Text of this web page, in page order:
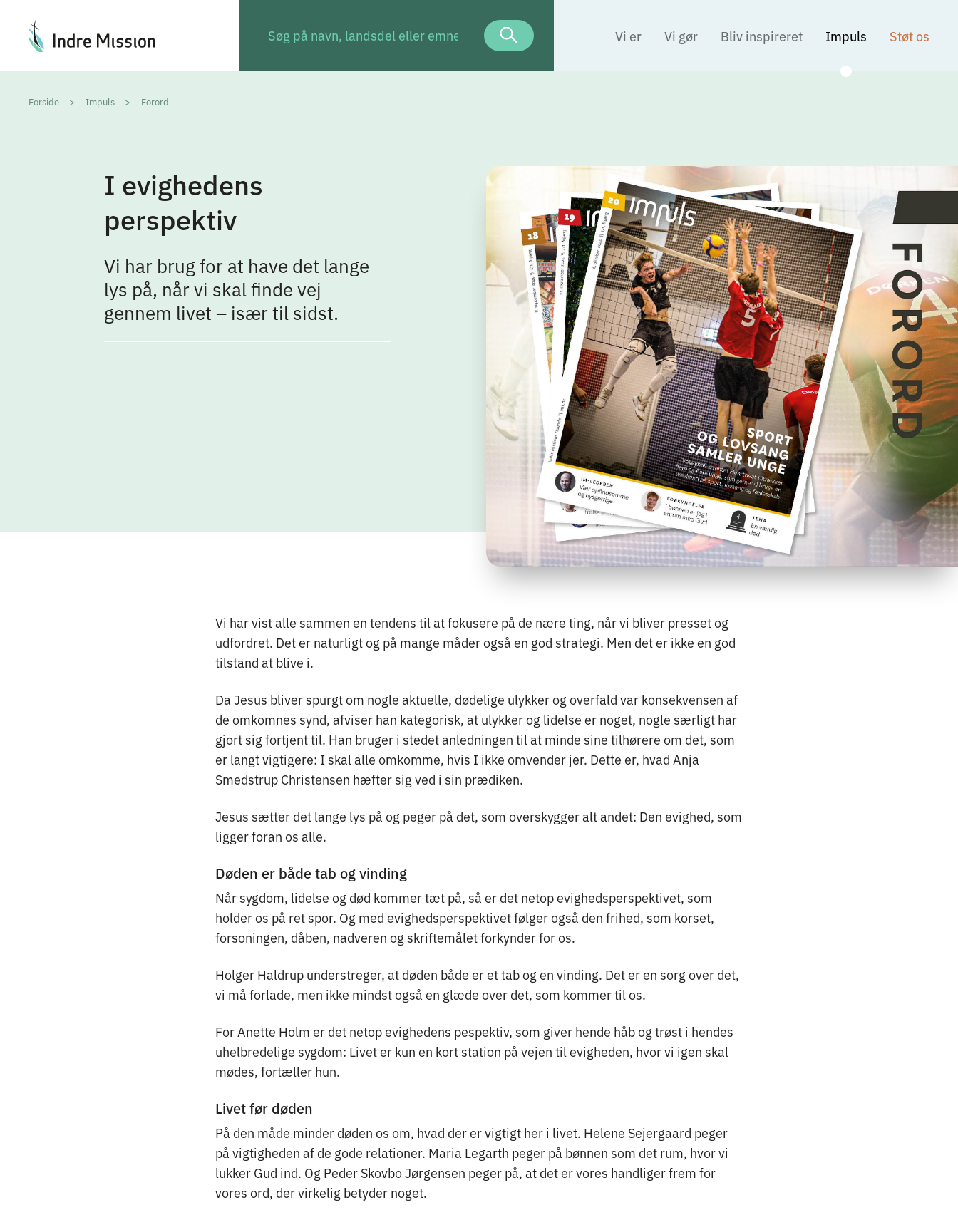
Vi er Vi gør Bliv inspireret Impuls Støt os
Forside Impuls Forord
I evighedens
perspektiv
Vi har brug for at have det lange
lys på, når vi skal finde vej
gennem livet – især til sidst.
Vi har vist alle sammen en tendens til at fokusere på de nære ting, når vi bliver presset og
udfordret. Det er naturligt og på mange måder også en god strategi. Men det er ikke en god
tilstand at blive i.
Da Jesus bliver spurgt om nogle aktuelle, dødelige ulykker og overfald var konsekvensen af
de omkomnes synd, afviser han kategorisk, at ulykker og lidelse er noget, nogle særligt har
gjort sig fortjent til. Han bruger i stedet anledningen til at minde sine tilhørere om det, som
er langt vigtigere: I skal alle omkomme, hvis I ikke omvender jer. Dette er, hvad Anja
Smedstrup Christensen hæfter sig ved i sin prædiken.
Jesus sætter det lange lys på og peger på det, som overskygger alt andet: Den evighed, som
ligger foran os alle.
Døden er både tab og vinding
Når sygdom, lidelse og død kommer tæt på, så er det netop evighedsperspektivet, som
holder os på ret spor. Og med evighedsperspektivet følger også den frihed, som korset,
forsoningen, dåben, nadveren og skriftemålet forkynder for os.
Holger Haldrup understreger, at døden både er et tab og en vinding. Det er en sorg over det,
vi må forlade, men ikke mindst også en glæde over det, som kommer til os.
For Anette Holm er det netop evighedens pespektiv, som giver hende håb og trøst i hendes
uhelbredelige sygdom: Livet er kun en kort station på vejen til evigheden, hvor vi igen skal
mødes, fortæller hun.
Livet før døden
På den måde minder døden os om, hvad der er vigtigt her i livet. Helene Sejergaard peger
på vigtigheden af de gode relationer. Maria Legarth peger på bønnen som det rum, hvor vi
lukker Gud ind. Og Peder Skovbo Jørgensen peger på, at det er vores handliger frem for
vores ord, der virkelig betyder noget.